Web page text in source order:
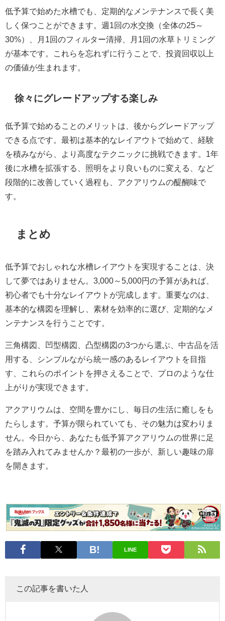
低予算で始めた水槽でも、定期的なメンテナンスで長く美
しく保つことができます。週1回の水交換（全体の25～
30%）、月1回のフィルター清掃、月1回の水草トリミング
が基本です。これらを忘れずに行うことで、投資回収以上
の価値が生まれます。
徐々にグレードアップする楽しみ
低予算で始めることのメリットは、後からグレードアップ
できる点です。最初は基本的なレイアウトで始めて、経験
を積みながら、より高度なテクニックに挑戦できます。1年
後に水槽を拡張する、照明をより良いものに変える、など
段階的に改善していく過程も、アクアリウムの醍醐味で
す。
まとめ
低予算でおしゃれな水槽レイアウトを実現することは、決
して夢ではありません。3,000～5,000円の予算があれば、
初心者でも十分なレイアウトが完成します。重要なのは、
基本的な構図を理解し、素材を効率的に選び、定期的なメ
ンテナンスを行うことです。
三角構図、凹型構図、凸型構図の3つから選ぶ、中古品を活
用する、シンプルながら統一感のあるレイアウトを目指
す、これらのポイントを押さえることで、プロのような仕
上がりが実現できます。
アクアリウムは、空間を豊かにし、毎日の生活に癒しをも
たらします。予算が限られていても、その魅力は変わりま
せん。今日から、あなたも低予算アクアリウムの世界に足
を踏み入れてみませんか？最初の一歩が、新しい趣味の扉
を開きます。
LINE
この記事を書いた人